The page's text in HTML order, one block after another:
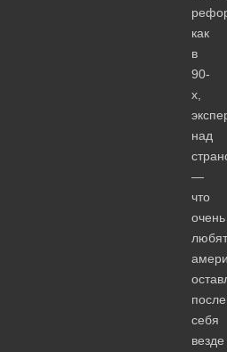
как
в
90-
х,
над
—
что
очень
любят
после
себя
везде